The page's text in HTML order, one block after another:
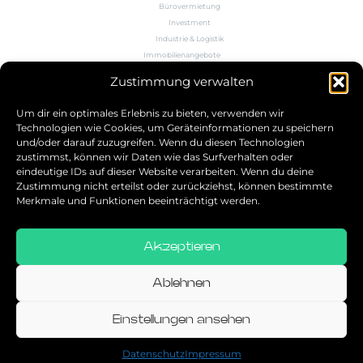
Zustimmung verwalten
Um dir ein optimales Erlebnis zu bieten, verwenden wir
Technologien wie Cookies, um Geräteinformationen zu speichern
und/oder darauf zuzugreifen. Wenn du diesen Technologien
zustimmst, können wir Daten wie das Surfverhalten oder
eindeutige IDs auf dieser Website verarbeiten. Wenn du deine
Zustimmung nicht erteilst oder zurückziehst, können bestimmte
Merkmale und Funktionen beeinträchtigt werden.
Akzeptieren
Ablehnen
Einstellungen ansehen
DatenschutzImpressum
Bürovermietung
Investment
Industrie & Logistik
Immobilienangebote
Wissen
5.0
Bestbewerteter Service
verifiziert von: Trustindex
Allgemeine Geschäftsbedingungen